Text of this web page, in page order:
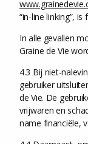
“in-line linking”,
In alle gevallen
Graine de Vie
4.3 Bij niet-
gebruiker
de Vie. De
vrijwaren en
name financiële,